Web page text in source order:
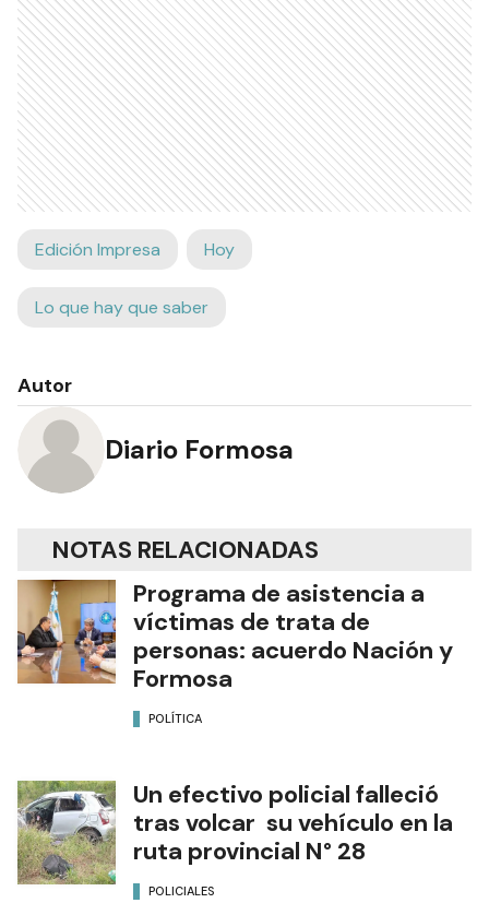
Edición Impresa Hoy
Lo que hay que saber
Autor
Diario Formosa
NOTAS RELACIONADAS
Programa de asistencia a
víctimas de trata de
personas: acuerdo Nación y
Formosa
POLÍTICA
Un efectivo policial falleció
tras volcar su vehículo en la
ruta provincial N° 28
POLICIALES